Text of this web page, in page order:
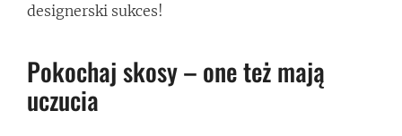
designerski sukces!
Pokochaj skosy – one też mają
uczucia